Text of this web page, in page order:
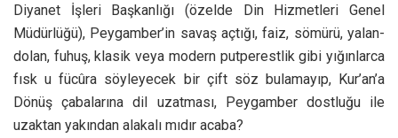
Diyanet İşleri Başkanlığı (özelde Din Hizmetleri Genel
Müdürlüğü), Peygamber’in savaş açtığı, faiz, sömürü, yalan-
dolan, fuhuş, klasik veya modern putperestlik gibi yığınlarca
fısk u fücûra söyleyecek bir çift söz bulamayıp, Kur’an’a
Dönüş çabalarına dil uzatması, Peygamber dostluğu ile
uzaktan yakından alakalı mıdır acaba?